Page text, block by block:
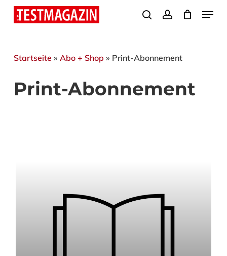
Skip
content
search
Menu
Startseite » Abo + Shop » Print-Abonnement
Print-Abonnement